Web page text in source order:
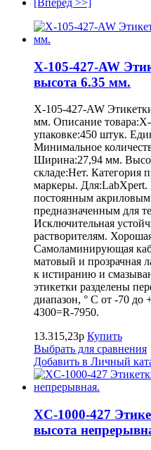
X-105-427-AW
высота 6.35 мм.
X-105-427-AW
мм. Описание
упаковке:450 штук.
Минимальное
Ширина:27,94 мм.
складе:Нет.
маркеры.
постоянным
предназначенным для
Исключительная
растворителям.
Самоламинирующая
матовый и прозрачная
к истиранию и
этикетки разделены
диапазон, ° С от -70
4300=R-7950.
13.315,23р Купить
Выбрать для сравнения
Добавить в Личный
XC-1000-427
высота